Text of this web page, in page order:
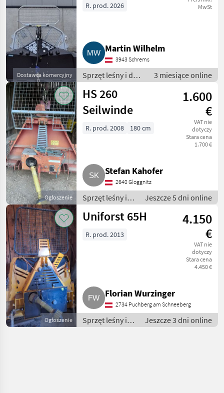
Dostawca komercyjny
Klappschild - 2,3
MwSt
R. prod. 2026
Martin Wilhelm
3943 Schrems
Sprzęt leśny i do
obróbki drewna /
Wciągarki linowe
3 miesiące online
Ogłoszenie
HS 260
Seilwinde
1.600
€
VAT nie
dotyczy
Stara cena
1.700 €
R. prod. 2008 180 cm
Stefan Kahofer
2640 Gloggnitz
Sprzęt leśny i
do obróbki
drewna /
linowe
Jeszcze 5 dni online
Ogłoszenie
Uniforst 65H
4.150
€
VAT nie
dotyczy
Stara cena
4.450 €
R. prod. 2013
Florian Wurzinger
2734 Puchberg am Schneeberg
Sprzęt leśny i
do obróbki
Jeszcze 3 dni online